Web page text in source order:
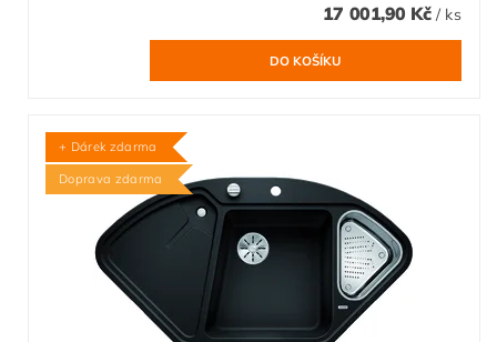
17 001,90 Kč / ks
+ Dárek zdarma
Doprava zdarma